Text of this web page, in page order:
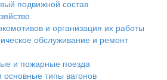
подвижной состав
и организация их работы
обслуживание и ремонт
и пожарные поезда
типы вагонов